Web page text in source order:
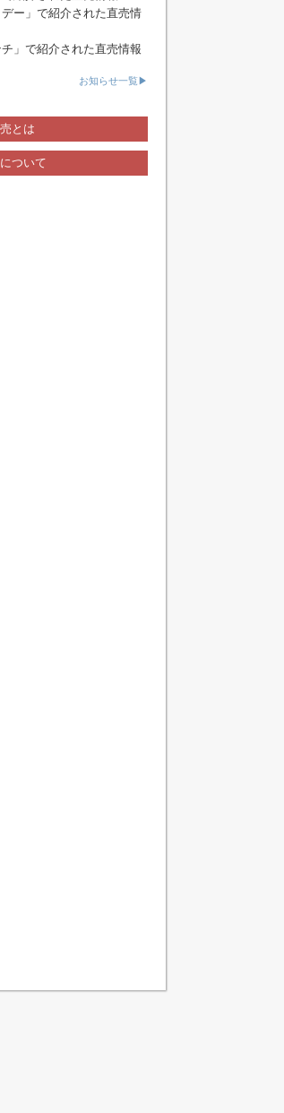
デー」で紹介された直売情
チ」で紹介された直売情報
お知らせ一覧▶
とは
ついて